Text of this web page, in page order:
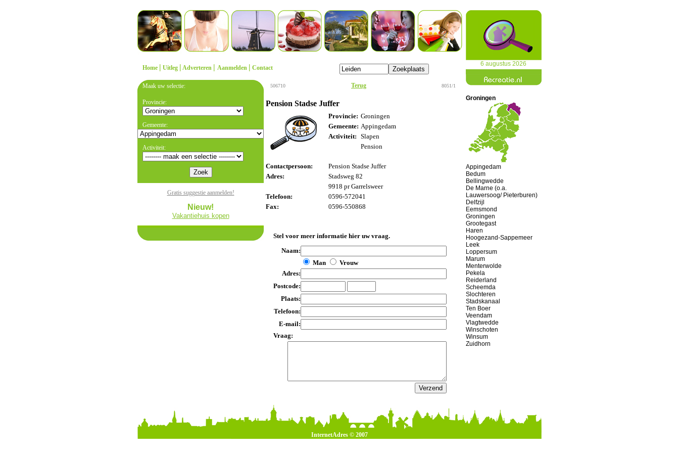
Home | Uitleg | Adverteren | Aanmelden | Contact
6 augustus 2026
Maak uw selectie:
Provincie:
Gemeente:
Activiteit:
Gratis suggestie aanmelden!
Nieuw!
Vakantiehuis kopen
506710 Terug 8051/1
Pension Stadse Juffer
Provincie: Groningen
Gemeente: Appingedam
Activiteit: Slapen
Pension
Contactpersoon:
Pension Stadse Juffer
Adres:
Stadsweg 82
9918 pr Garrelsweer
Telefoon:
0596-572041
Fax:
0596-550868
Stel voor meer informatie hier uw vraag.
Naam:
Man
Vrouw
Adres:
Postcode:
Plaats:
Telefoon:
E-mail:
Vraag:
Groningen
Appingedam
Bedum
Bellingwedde
De Marne (o.a.
Lauwersoog/ Pieterburen)
Delfzijl
Eemsmond
Groningen
Grootegast
Haren
Hoogezand-Sappemeer
Leek
Loppersum
Marum
Menterwolde
Pekela
Reiderland
Scheemda
Slochteren
Stadskanaal
Ten Boer
Veendam
Vlagtwedde
Winschoten
Winsum
Zuidhorn
InternetAdres © 2007